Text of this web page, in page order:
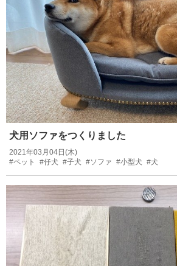
犬用ソファをつくりました
2021年03月04日(木)
#ペット
#仔犬 #子犬 #ソファ #小型犬 #犬